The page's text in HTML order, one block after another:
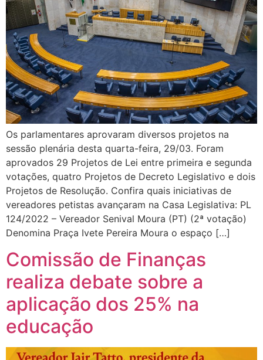
Os parlamentares aprovaram diversos projetos na
sessão plenária desta quarta-feira, 29/03. Foram
aprovados 29 Projetos de Lei entre primeira e segunda
votações, quatro Projetos de Decreto Legislativo e dois
Projetos de Resolução. Confira quais iniciativas de
vereadores petistas avançaram na Casa Legislativa: PL
124/2022 – Vereador Senival Moura (PT) (2ª votação)
Denomina Praça Ivete Pereira Moura o espaço […]
Comissão de Finanças
realiza debate sobre a
aplicação dos 25% na
educação